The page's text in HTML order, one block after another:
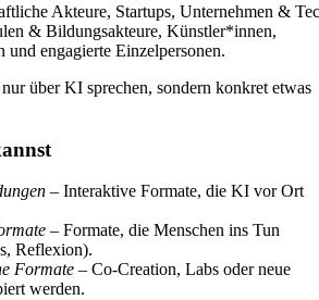
Akteure, Startups, Unternehmen &
& Bildungsakteure, Künstler*innen,
engagierte Einzelpersonen.
über KI sprechen, sondern konkret etwas
– Interaktive Formate, die KI vor Ort
– Formate, die Menschen ins Tun
Reflexion).
Formate– Co-Creation, Labs oder neue
werden.